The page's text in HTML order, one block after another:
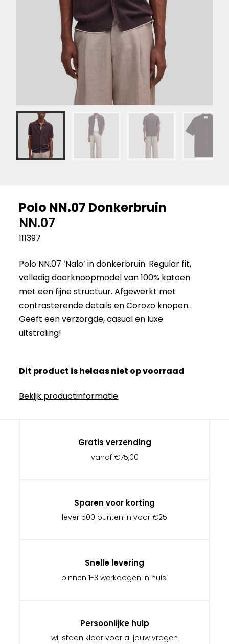
Polo NN.07 Donkerbruin
NN.07
111397
Polo NN.07 ‘Nalo’ in donkerbruin. Regular fit,
volledig doorknoopmodel van 100% katoen
met een fijne structuur. Afgewerkt met
contrasterende details en Corozo knopen.
Geeft een verzorgde, casual en luxe
uitstraling!
Dit product is helaas niet op voorraad
Bekijk productinformatie
Gratis verzending
vanaf €75,00
Sparen voor korting
lever 500 punten in voor €25
Snelle levering
binnen 1-3 werkdagen in huis!
Persoonlijke hulp
wij staan klaar voor al jouw vragen